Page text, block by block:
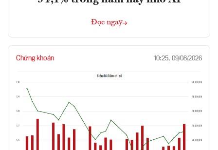
Đọc ngay
Chứng khoán 10:25, 09/08/2026